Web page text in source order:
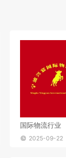
国际物流行业
2025-09-22